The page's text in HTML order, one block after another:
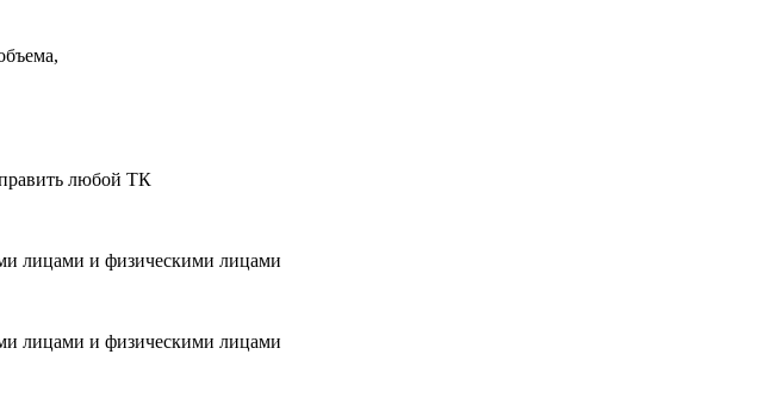
любой ТК
лицами и физическими лицами
лицами и физическими лицами